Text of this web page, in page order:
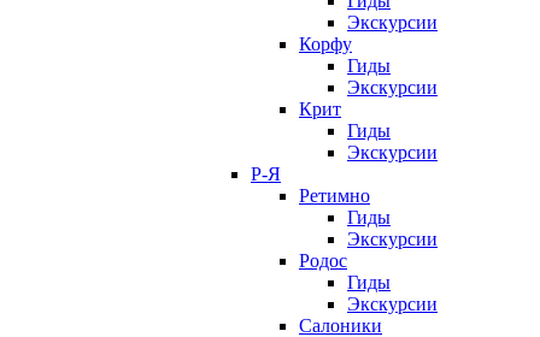
Экскурсии
Корфу
Гиды
Экскурсии
Крит
Гиды
Экскурсии
Р-Я
Ретимно
Гиды
Экскурсии
Родос
Гиды
Экскурсии
Салоники